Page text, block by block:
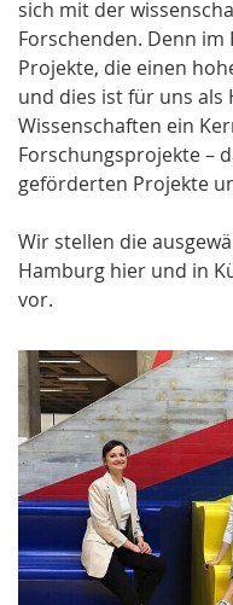
sich mit der
Forschenden. Denn
Projekte, die einen
und dies ist für uns als
Wissenschaften ein
Forschungsprojekte –
geförderten Projekte
Wir stellen die
Hamburg hier und in
vor.